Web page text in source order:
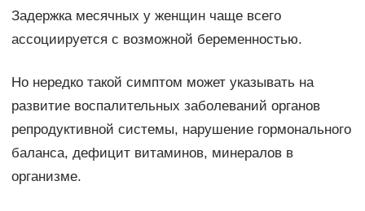
Задержка месячных у женщин чаще всего
ассоциируется с возможной беременностью.
Но нередко такой симптом может указывать на
развитие воспалительных заболеваний органов
репродуктивной системы, нарушение гормонального
баланса, дефицит витаминов, минералов в
организме.